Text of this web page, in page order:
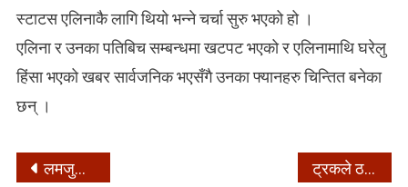
स्टाटस एलिनाकै लागि थियो भन्ने चर्चा सुरु भएको हो ।
एलिना र उनका पतिबिच सम्बन्धमा खटपट भएको र एलिनामाथि घरेलु
हिंसा भएको खबर सार्वजनिक भएसँगै उनका फ्यानहरु चिन्तित बनेका
छन् ।
Post
लमजुङका युवकसँग भोलि लगनगाँठो कस्दै मेलिना राई ट्रकले ठक्कर दिँदा मोटरसाईकलमा आगलागी, जलेर चालकको मृत्यु